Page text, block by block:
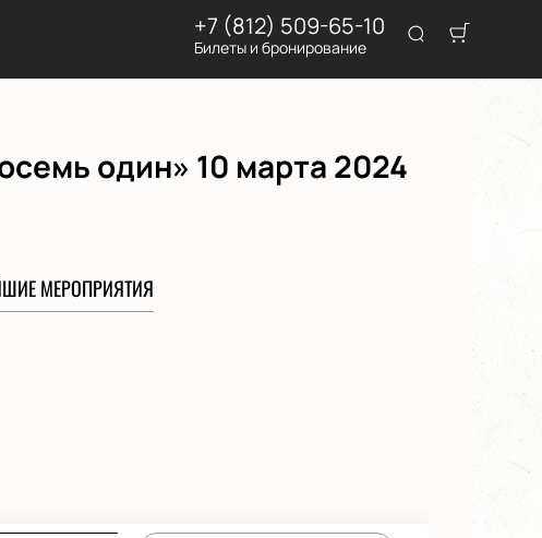
+7 (812) 509-65-10
Билеты и бронирование
один» 10 марта 2024
МЕРОПРИЯТИЯ